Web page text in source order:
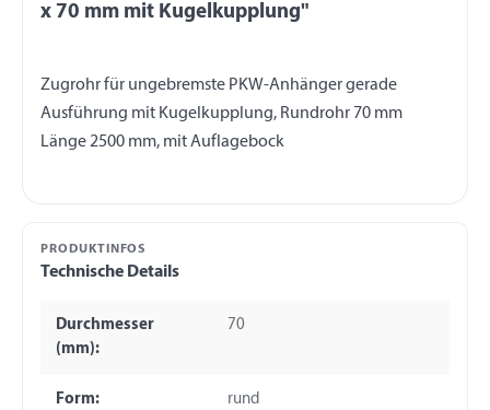
x 70 mm mit Kugelkupplung"
Zugrohr für ungebremste PKW-Anhänger gerade
Ausführung mit Kugelkupplung, Rundrohr 70 mm
PRODUKTINFOS
Technische Details
Durchmesser
(mm):
70
Form: rund